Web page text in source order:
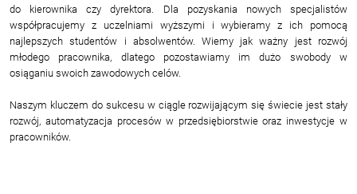
do kierownika czy dyrektora. Dla pozyskania nowych specjalistów
współpracujemy z uczelniami wyższymi i wybieramy z ich pomocą
najlepszych studentów i absolwentów. Wiemy jak ważny jest rozwój
młodego pracownika, dlatego pozostawiamy im dużo swobody w
osiąganiu swoich zawodowych celów.
Naszym kluczem do sukcesu w ciągle rozwijającym się świecie jest stały
rozwój, automatyzacja procesów w przedsiębiorstwie oraz inwestycje w
pracowników.